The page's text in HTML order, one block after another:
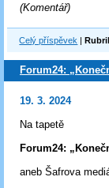
(Komentář)
Celý příspěvek |
Forum24:
19. 3. 2024
Na tapetě
Forum24:
aneb Šafrova